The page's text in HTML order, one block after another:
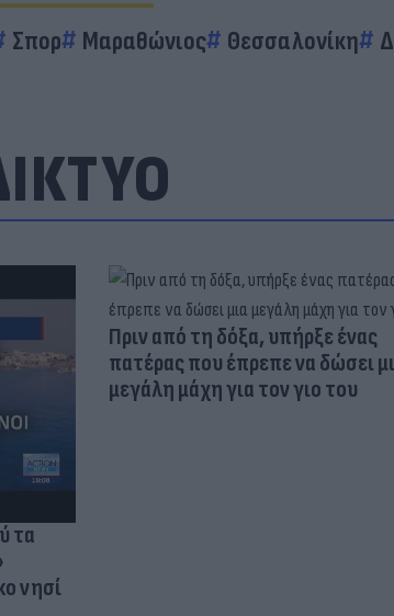
Σπορ Μαραθώνιος Θεσσαλονίκη
τα
νησί
Πριν από τη δόξα, υπήρξε ένας
πατέρας που έπρεπε να δώσει
μεγάλη μάχη για τον γιο του